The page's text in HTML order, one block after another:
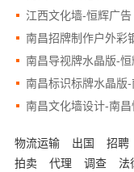
江西文化墙-恒辉广告
南昌招牌制作户外彩
南昌导视牌水晶版-
南昌标识标牌水晶版
南昌文化墙设计-南
物流运输 出国 招聘
拍卖
代理 调查 法